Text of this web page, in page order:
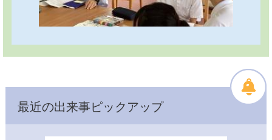
最近の出来事ピックアップ